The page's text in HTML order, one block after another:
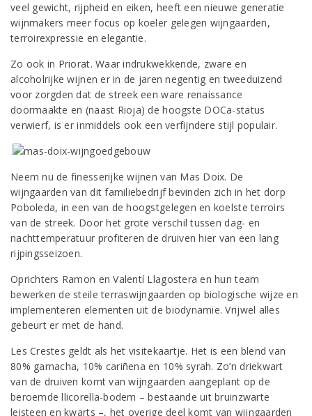
veel gewicht, rijpheid en eiken, heeft een nieuwe generatie
wijnmakers meer focus op koeler gelegen wijngaarden,
terroirexpressie en elegantie.
Zo ook in Priorat. Waar indrukwekkende, zware en
alcoholrijke wijnen er in de jaren negentig en tweeduizend
voor zorgden dat de streek een ware renaissance
doormaakte en (naast Rioja) de hoogste DOCa-status
verwierf, is er inmiddels ook een verfijndere stijl populair.
Neem nu de finesserijke wijnen van Mas Doix. De
wijngaarden van dit familiebedrijf bevinden zich in het dorp
Poboleda, in een van de hoogstgelegen en koelste terroirs
van de streek. Door het grote verschil tussen dag- en
nachttemperatuur profiteren de druiven hier van een lang
rijpingsseizoen.
Oprichters Ramon en Valentí Llagostera en hun team
bewerken de steile terraswijngaarden op biologische wijze en
implementeren elementen uit de biodynamie. Vrijwel alles
gebeurt er met de hand.
Les Crestes geldt als het visitekaartje. Het is een blend van
80% garnacha, 10% cariñena en 10% syrah. Zo’n driekwart
van de druiven komt van wijngaarden aangeplant op de
beroemde llicorella-bodem – bestaande uit bruinzwarte
leisteen en kwarts –, het overige deel komt van wijngaarden